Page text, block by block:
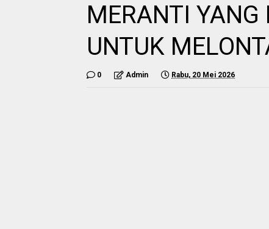
MERANTI YANG
UNTUK
0 Admin Rabu, 20 Mei 2026